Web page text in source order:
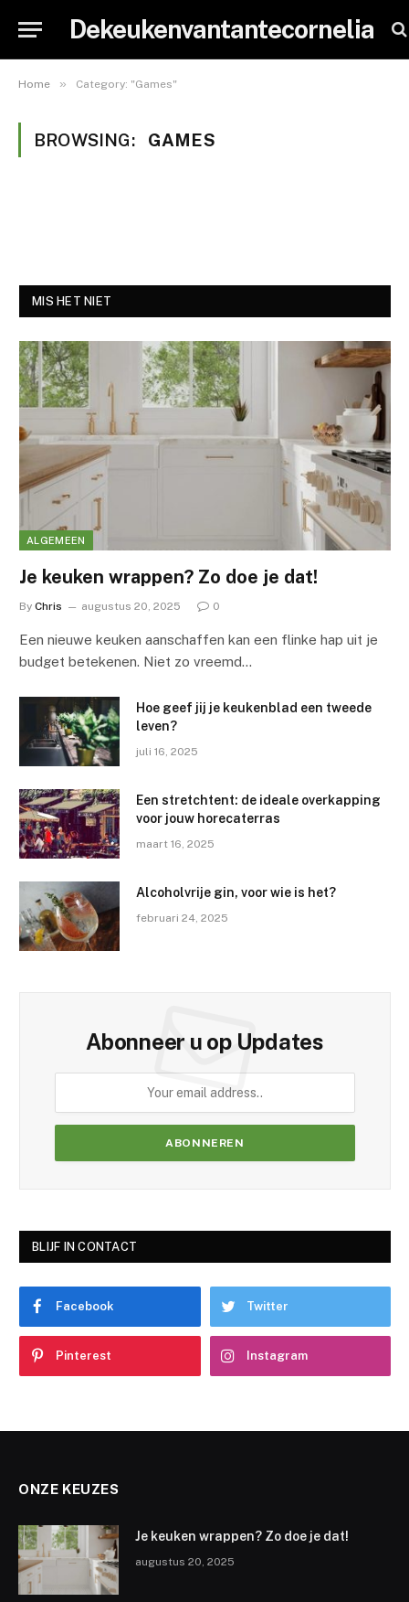
Dekeukenvantantecornelia
Home » Category: "Games"
BROWSING: GAMES
MIS HET NIET
ALGEMEEN
Je keuken wrappen? Zo doe je dat!
By Chris augustus 20, 2025 0
Een nieuwe keuken aanschaffen kan een flinke hap uit je
budget betekenen. Niet zo vreemd…
Hoe geef jij je keukenblad een tweede
leven?
juli 16, 2025
Een stretchtent: de ideale overkapping
voor jouw horecaterras
maart 16, 2025
Alcoholvrije gin, voor wie is het?
februari 24, 2025
Abonneer u op Updates
BLIJF IN CONTACT
Facebook Twitter
Pinterest Instagram
ONZE KEUZES
Je keuken wrappen? Zo doe je dat!
augustus 20, 2025